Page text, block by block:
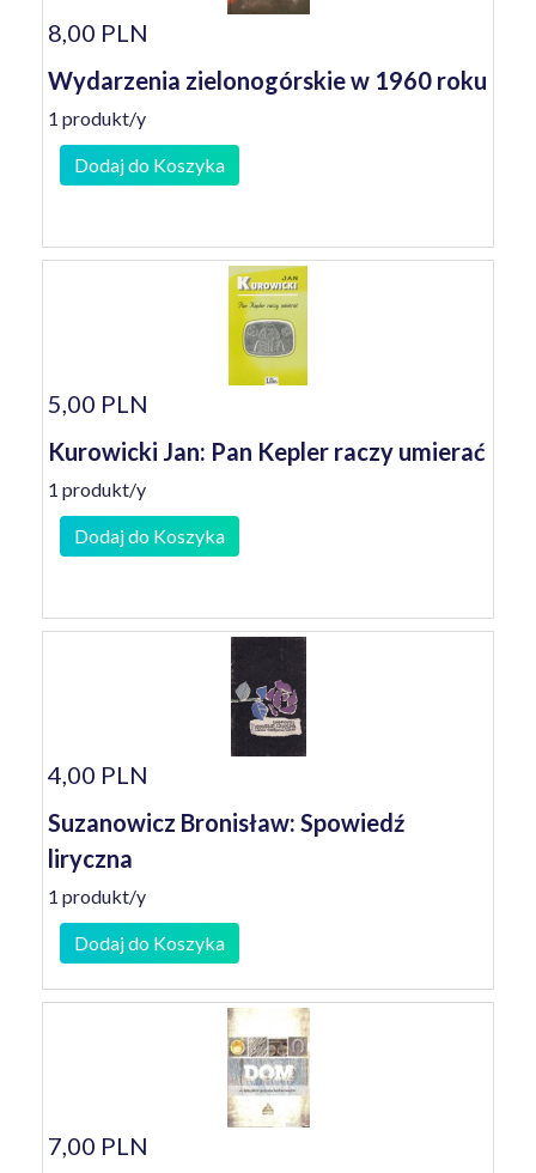
8,00 PLN
Wydarzenia zielonogórskie w 1960 roku
1 produkt/y
Dodaj do Koszyka
5,00 PLN
Kurowicki Jan: Pan Kepler raczy umierać
1 produkt/y
Dodaj do Koszyka
4,00 PLN
Suzanowicz Bronisław: Spowiedź
liryczna
1 produkt/y
Dodaj do Koszyka
7,00 PLN